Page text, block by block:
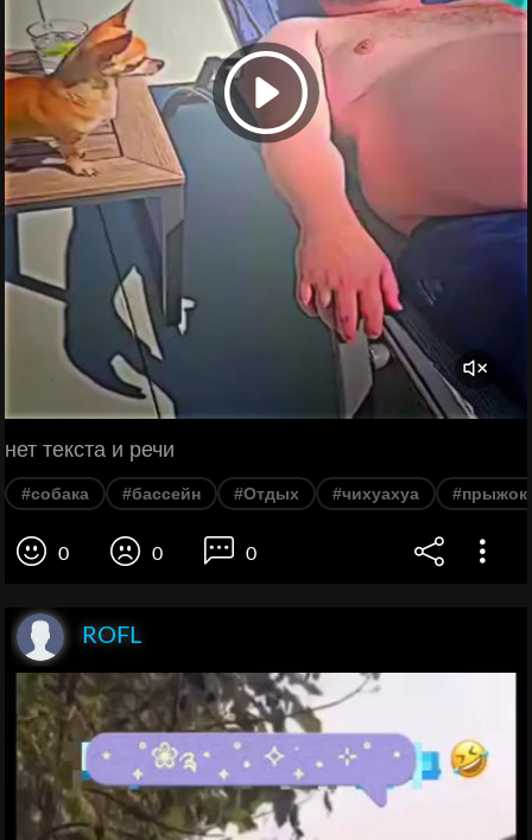
нет текста и речи
#собака #бассейн #Отдых #чихуахуа #прыжок
0 0 0
ROFL